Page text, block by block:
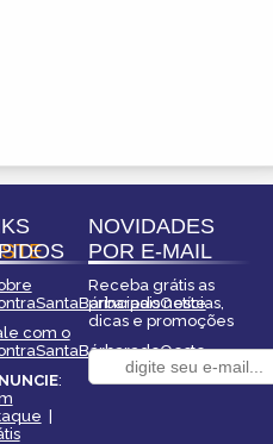
com o
:
|
NOVIDADES
POR E-MAIL
Receba grátis as
principais notícias,
dicas e promoções